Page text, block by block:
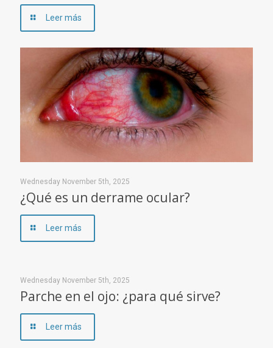
Leer más
Wednesday November 5th, 2025
¿Qué es un derrame ocular?
Leer más
Wednesday November 5th, 2025
Parche en el ojo: ¿para qué sirve?
Leer más